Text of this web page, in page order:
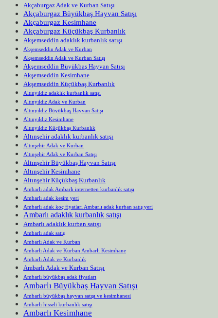
Akçaburgaz Adak ve Kurban Satışı
Akçaburgaz Büyükbaş Hayvan Satışı
Akçaburgaz Kesimhane
Akçaburgaz Küçükbaş Kurbanlık
Akşemseddin adaklık kurbanlık satışı
Akşemseddin Adak ve Kurban
Akşemseddin Adak ve Kurban Satışı
Akşemseddin Büyükbaş Hayvan Satışı
Akşemseddin Kesimhane
Akşemseddin Küçükbaş Kurbanlık
Altınyıldız adaklık kurbanlık satışı
Altınyıldız Adak ve Kurban
Altınyıldız Büyükbaş Hayvan Satışı
Altınyıldız Kesimhane
Altınyıldız Küçükbaş Kurbanlık
Altınşehir adaklık kurbanlık satışı
Altınşehir Adak ve Kurban
Altınşehir Adak ve Kurban Satışı
Altınşehir Büyükbaş Hayvan Satışı
Altınşehir Kesimhane
Altınşehir Küçükbaş Kurbanlık
Ambarlı adak Ambarlı internetten kurbanlık satışı
Ambarlı adak kesim yeri
Ambarlı adak koç fiyatları Ambarlı adak kurban satış yeri
Ambarlı adaklık kurbanlık satışı
Ambarlı adaklık kurban satışı
Ambarlı adak satış
Ambarlı Adak ve Kurban
Ambarlı Adak ve Kurban Ambarlı Kesimhane
Ambarlı Adak ve Kurbanlık
Ambarlı Adak ve Kurban Satışı
Ambarlı büyükbaş adak fiyatları
Ambarlı Büyükbaş Hayvan Satışı
Ambarlı büyükbaş hayvan satışı ve kesimhanesi
Ambarlı hisseli kurbanlık satışı
Ambarlı Kesimhane